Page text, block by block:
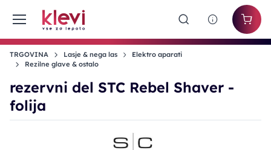
TRGOVINA Lasje & nega las
Elektro aparati
Rezilne glave & ostalo
rezervni del STC Rebel Shaver -
folija